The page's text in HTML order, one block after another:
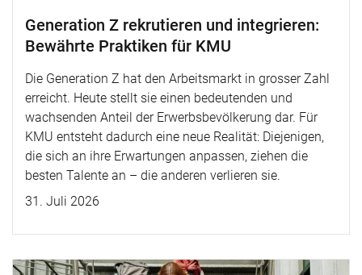
Generation Z rekrutieren und integrieren:
Bewährte Praktiken für KMU
Die Generation Z hat den Arbeitsmarkt in grosser Zahl
erreicht. Heute stellt sie einen bedeutenden und
wachsenden Anteil der Erwerbsbevölkerung dar. Für
KMU entsteht dadurch eine neue Realität: Diejenigen,
die sich an ihre Erwartungen anpassen, ziehen die
besten Talente an – die anderen verlieren sie.
31. Juli 2026